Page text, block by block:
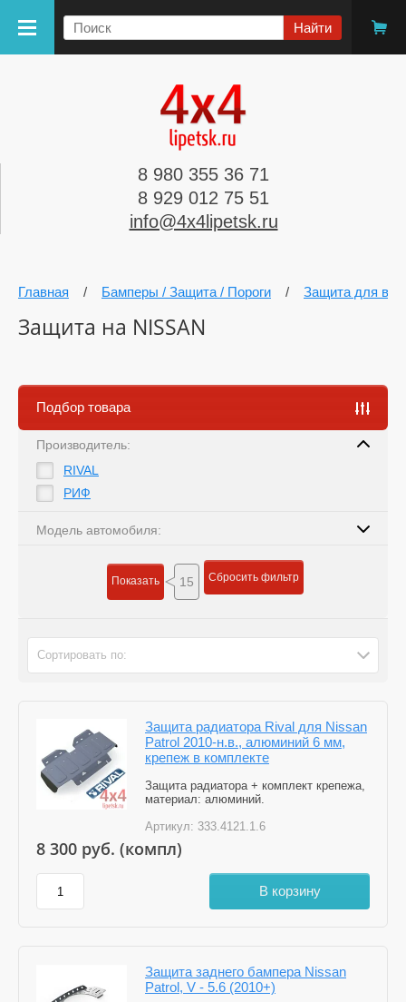
8 980 355 36 71
8 929 012 75 51
info@4x4lipetsk.ru
Главная / Бамперы / Защита / Пороги / Защита для
Защита на NISSAN
Подбор товара
Производитель:
RIVAL
РИФ
Модель автомобиля:
Показать 15 Сбросить фильтр
Сортировать по:
Защита радиатора Rival для Nissan
Patrol 2010-н.в., алюминий 6 мм,
крепеж в комплекте
Защита радиатора + комплект крепежа,
материал: алюминий.
Артикул: 333.4121.1.6
8 300 руб. (компл)
В корзину
Защита заднего бампера Nissan
Patrol, V - 5.6 (2010+)